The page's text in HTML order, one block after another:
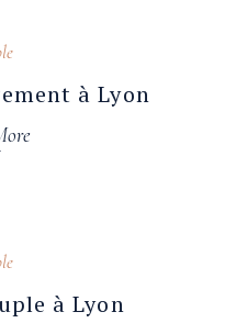
à Lyon
à Lyon